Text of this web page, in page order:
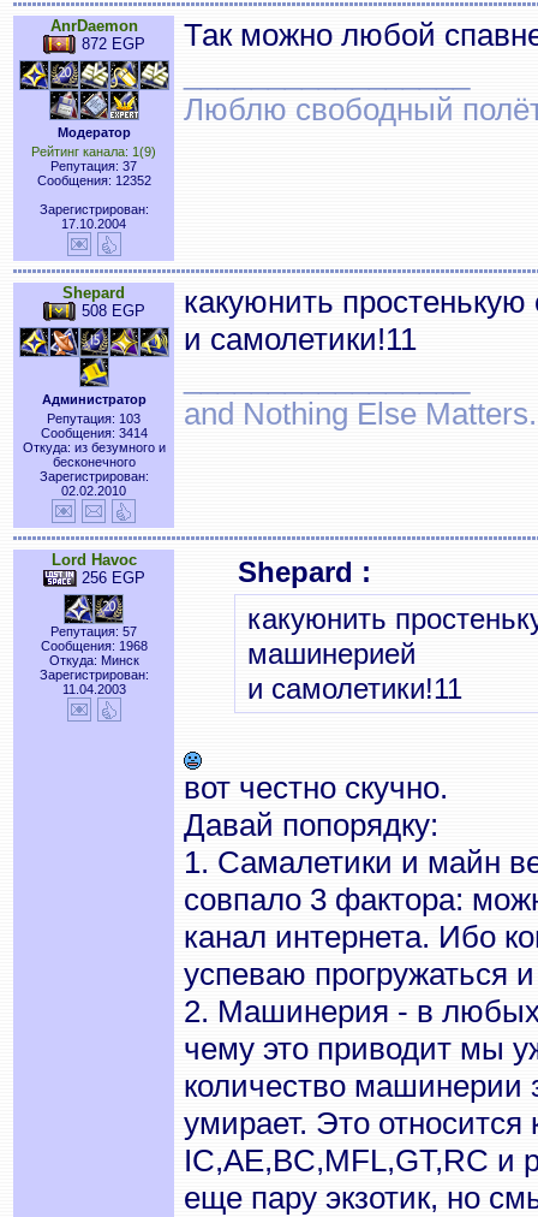
AnrDaemon
872 EGP
Модератор
Рейтинг канала: 1(9)
Репутация: 37
Сообщения: 12352
Зарегистрирован:
17.10.2004
Так можно любой
Люблю свободный
Shepard
508 EGP
Администратор
Репутация: 103
Сообщения: 3414
Откуда: из безумного и
бесконечного
Зарегистрирован:
02.02.2010
какуюнить
и самолетики!11
and Nothing Else
Lord Havoc
256 EGP
Репутация: 57
Сообщения: 1968
Откуда: Минск
Зарегистрирован:
11.04.2003
Shepard :
какуюнить
машинерией
и самолетики!11
вот честно скучно.
Давай попорядку:
1. Самалетики и майн
совпало 3 фактора:
канал интернета. Ибо
успеваю прогружаться
2. Машинерия - в любых
чему это приводит мы
количество машинерии
умирает. Это
IC,AE,BC,MFL,GT,RC и
еще пару экзотик, но